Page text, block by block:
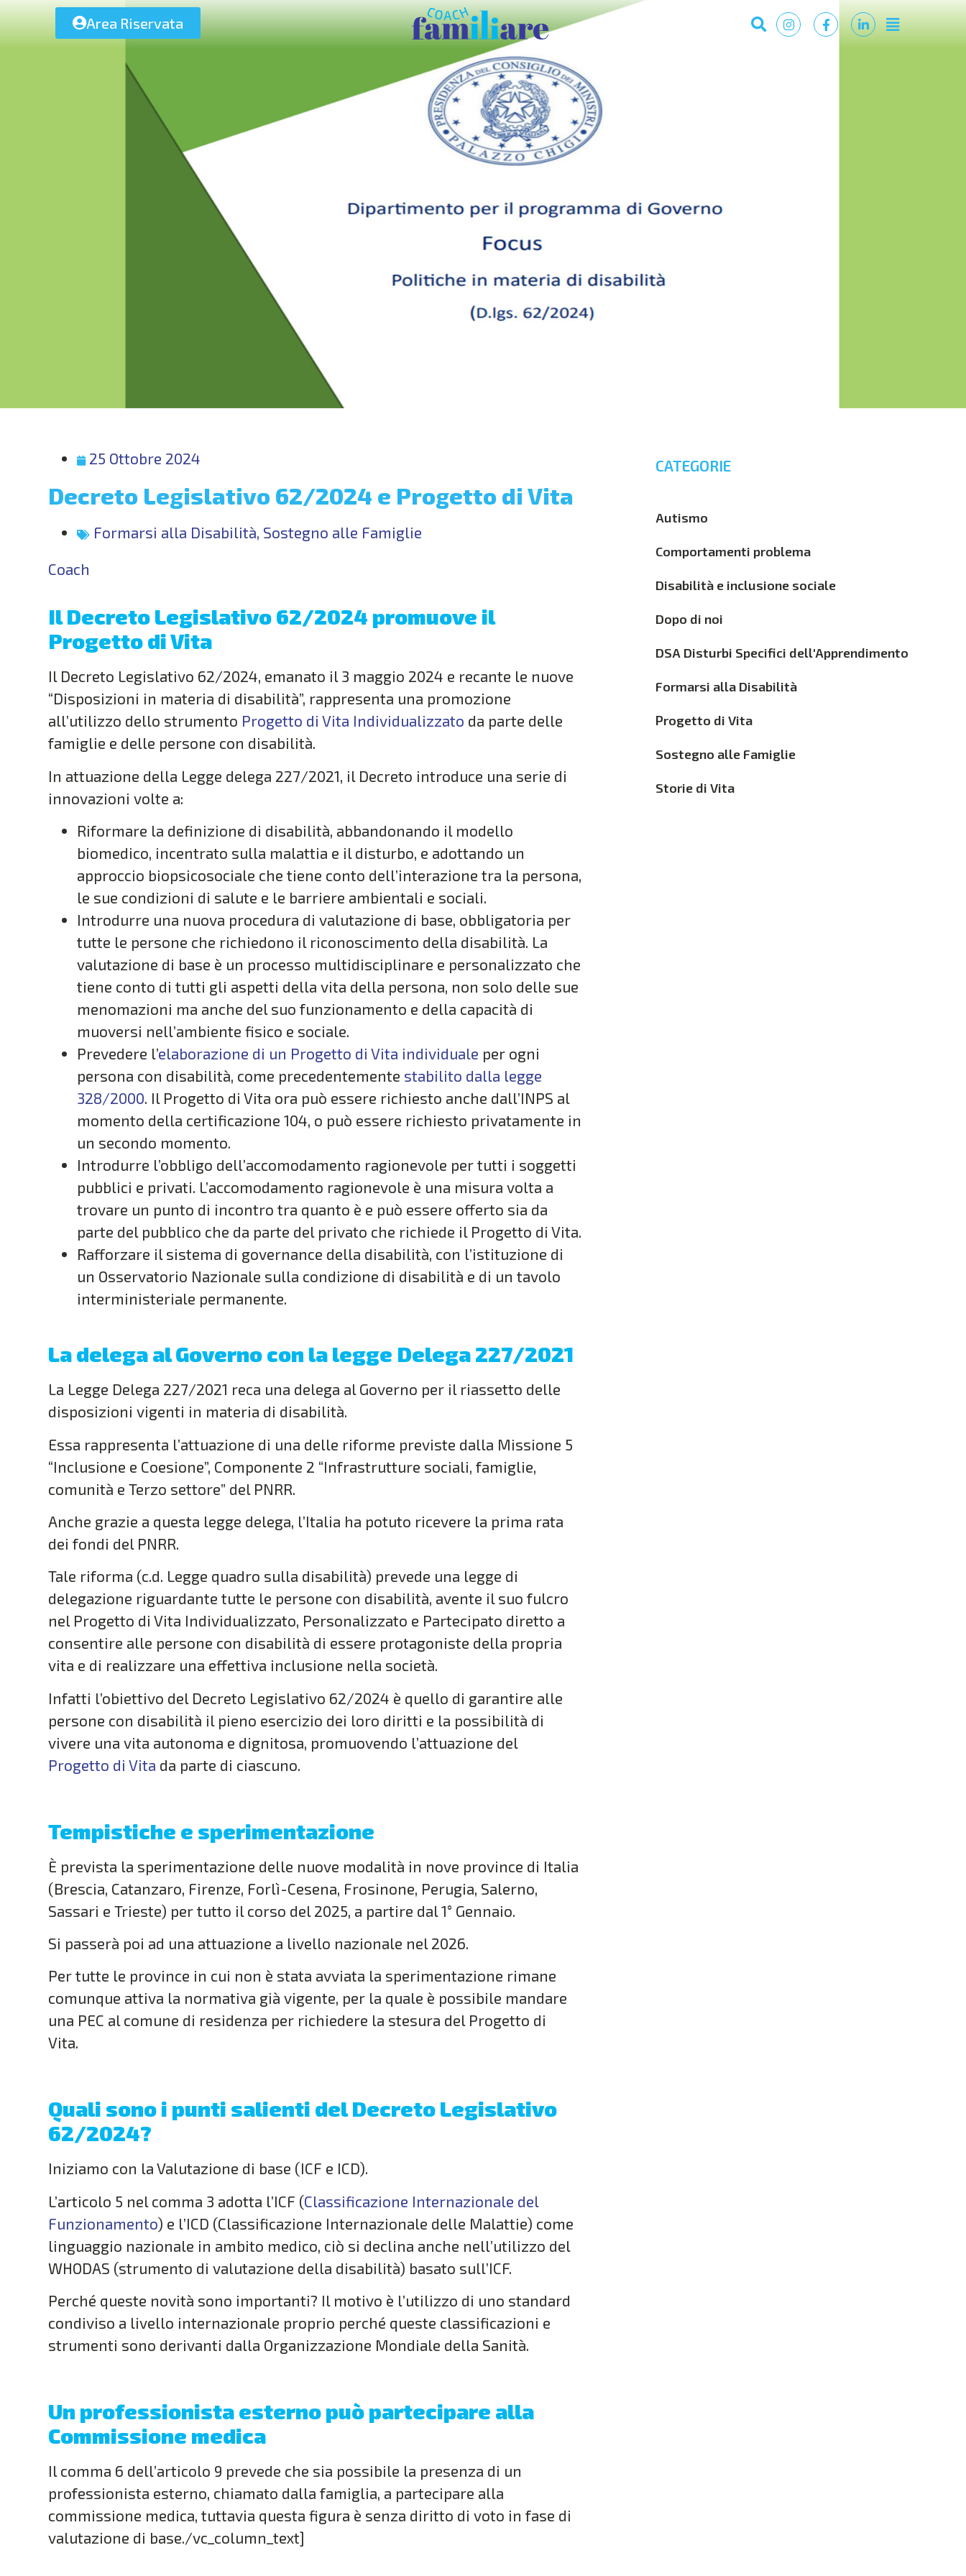
Area Riservata
25 Ottobre 2024
Decreto Legislativo 62/2024 e Progetto di Vita
Formarsi alla Disabilità, Sostegno alle Famiglie
Coach
Il Decreto Legislativo 62/2024 promuove il
Progetto di Vita
Il Decreto Legislativo 62/2024, emanato il 3 maggio 2024 e recante le nuove
“Disposizioni in materia di disabilità”, rappresenta una promozione
all’utilizzo dello strumento Progetto di Vita Individualizzato da parte delle
famiglie e delle persone con disabilità.
In attuazione della Legge delega 227/2021, il Decreto introduce una serie di
innovazioni volte a:
Riformare la definizione di disabilità, abbandonando il modello
biomedico, incentrato sulla malattia e il disturbo, e adottando un
approccio biopsicosociale che tiene conto dell’interazione tra la persona,
le sue condizioni di salute e le barriere ambientali e sociali.
Introdurre una nuova procedura di valutazione di base, obbligatoria per
tutte le persone che richiedono il riconoscimento della disabilità. La
valutazione di base è un processo multidisciplinare e personalizzato che
tiene conto di tutti gli aspetti della vita della persona, non solo delle sue
menomazioni ma anche del suo funzionamento e della capacità di
muoversi nell’ambiente fisico e sociale.
Prevedere l’elaborazione di un Progetto di Vita individuale per ogni
persona con disabilità, come precedentemente stabilito dalla legge
328/2000. Il Progetto di Vita ora può essere richiesto anche dall’INPS al
momento della certificazione 104, o può essere richiesto privatamente in
un secondo momento.
Introdurre l’obbligo dell’accomodamento ragionevole per tutti i soggetti
pubblici e privati. L’accomodamento ragionevole è una misura volta a
trovare un punto di incontro tra quanto è e può essere offerto sia da
parte del pubblico che da parte del privato che richiede il Progetto di Vita.
Rafforzare il sistema di governance della disabilità, con l’istituzione di
un Osservatorio Nazionale sulla condizione di disabilità e di un tavolo
interministeriale permanente.
La delega al Governo con la legge Delega 227/2021
La Legge Delega 227/2021 reca una delega al Governo per il riassetto delle
disposizioni vigenti in materia di disabilità.
Essa rappresenta l’attuazione di una delle riforme previste dalla Missione 5
“Inclusione e Coesione”, Componente 2 “Infrastrutture sociali, famiglie,
comunità e Terzo settore” del PNRR.
Anche grazie a questa legge delega, l’Italia ha potuto ricevere la prima rata
dei fondi del PNRR.
Tale riforma (c.d. Legge quadro sulla disabilità) prevede una legge di
delegazione riguardante tutte le persone con disabilità, avente il suo fulcro
nel Progetto di Vita Individualizzato, Personalizzato e Partecipato diretto a
consentire alle persone con disabilità di essere protagoniste della propria
vita e di realizzare una effettiva inclusione nella società.
Infatti l’obiettivo del Decreto Legislativo 62/2024 è quello di garantire alle
persone con disabilità il pieno esercizio dei loro diritti e la possibilità di
vivere una vita autonoma e dignitosa, promuovendo l’attuazione del
Progetto di Vita da parte di ciascuno.
Tempistiche e sperimentazione
È prevista la sperimentazione delle nuove modalità in nove province di Italia
(Brescia, Catanzaro, Firenze, Forlì-Cesena, Frosinone, Perugia, Salerno,
Sassari e Trieste) per tutto il corso del 2025, a partire dal 1° Gennaio.
Si passerà poi ad una attuazione a livello nazionale nel 2026.
Per tutte le province in cui non è stata avviata la sperimentazione rimane
comunque attiva la normativa già vigente, per la quale è possibile mandare
una PEC al comune di residenza per richiedere la stesura del Progetto di
Vita.
Quali sono i punti salienti del Decreto Legislativo
62/2024?
Iniziamo con la Valutazione di base (ICF e ICD).
L’articolo 5 nel comma 3 adotta l’ICF (Classificazione Internazionale del
Funzionamento) e l’ICD (Classificazione Internazionale delle Malattie) come
linguaggio nazionale in ambito medico, ciò si declina anche nell’utilizzo del
WHODAS (strumento di valutazione della disabilità) basato sull’ICF.
Perché queste novità sono importanti? Il motivo è l’utilizzo di uno standard
condiviso a livello internazionale proprio perché queste classificazioni e
strumenti sono derivanti dalla Organizzazione Mondiale della Sanità.
Un professionista esterno può partecipare alla
Commissione medica
Il comma 6 dell’articolo 9 prevede che sia possibile la presenza di un
professionista esterno, chiamato dalla famiglia, a partecipare alla
commissione medica, tuttavia questa figura è senza diritto di voto in fase di
valutazione di base./vc_column_text]
CATEGORIE
Autismo
Comportamenti problema
Disabilità e inclusione sociale
Dopo di noi
DSA Disturbi Specifici dell'Apprendimento
Formarsi alla Disabilità
Progetto di Vita
Sostegno alle Famiglie
Storie di Vita